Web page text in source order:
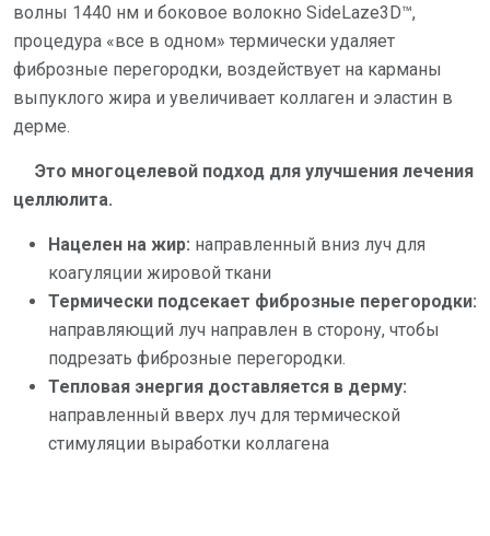
волны 1440 нм и боковое волокно SideLaze3D™,
процедура «все в одном» термически удаляет
фиброзные перегородки, воздействует на карманы
выпуклого жира и увеличивает коллаген и эластин в
дерме.
Это многоцелевой подход для улучшения лечения
целлюлита.
Нацелен на жир: направленный вниз луч для
коагуляции жировой ткани
Термически подсекает фиброзные перегородки:
направляющий луч направлен в сторону, чтобы
подрезать фиброзные перегородки.
Тепловая энергия доставляется в дерму:
направленный вверх луч для термической
стимуляции выработки коллагена